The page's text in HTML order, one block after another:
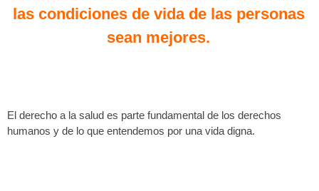
las condiciones de vida de las personas
sean mejores.
El derecho a la salud es parte fundamental de los derechos
humanos y de lo que entendemos por una vida digna.